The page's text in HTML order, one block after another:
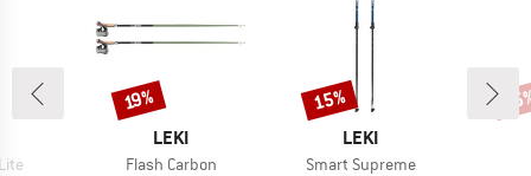
VARUMÄRKE
LEKI
Produkter
Flash Carbon
Rabatt
19%
VARUMÄRKE
LEKI
Produkter
Smart Supreme
Rabatt
15%